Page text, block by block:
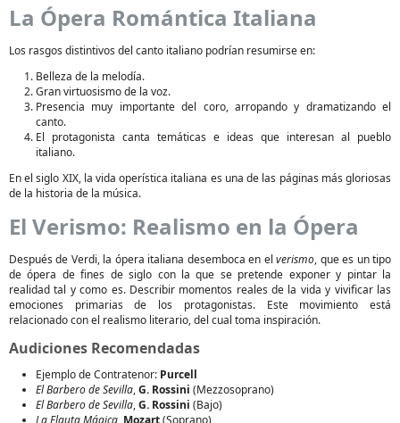
La Ópera Romántica Italiana
Los rasgos distintivos del canto italiano podrían resumirse en:
Belleza de la melodía.
Gran virtuosismo de la voz.
Presencia muy importante del coro, arropando y dramatizando el
canto.
El protagonista canta temáticas e ideas que interesan al pueblo
italiano.
En el siglo XIX, la vida operística italiana es una de las páginas más gloriosas
de la historia de la música.
El Verismo: Realismo en la Ópera
Después de Verdi, la ópera italiana desemboca en elverismo, que es un tipo
de ópera de fines de siglo con la que se pretende exponer y pintar la
realidad tal y como es. Describir momentos reales de la vida y vivificar las
emociones primarias de los protagonistas. Este movimiento está
relacionado con el realismo literario, del cual toma inspiración.
Audiciones Recomendadas
Ejemplo de Contratenor: Purcell
El Barbero de Sevilla,G. Rossini (Mezzosoprano)
El Barbero de Sevilla,G. Rossini (Bajo)
La Flauta Mágica, Mozart(Soprano)